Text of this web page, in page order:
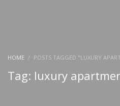
HOME POSTS TAGGED "LUXURY
Tag: luxury